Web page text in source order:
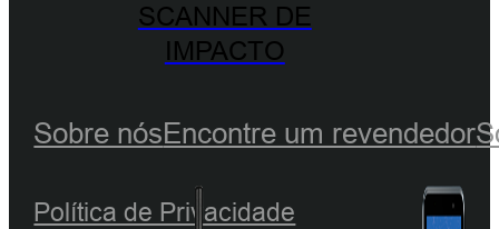
SCANNER DE
IMPACTO
Sobre nósEncontre um revendedor
Política de Privacidade